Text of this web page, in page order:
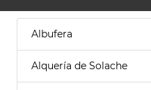
Albufera
Alquería de Solache